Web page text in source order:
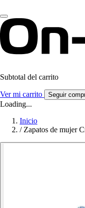
Subtotal del carrito
Ver mi carrito Seguir
Loading...
Inicio
/ Zapatos de mujer